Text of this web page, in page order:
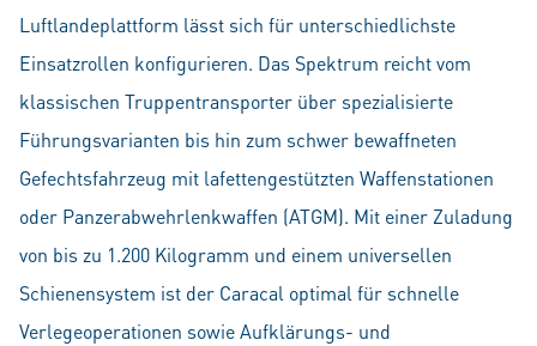
Luftlandeplattform lässt sich für unterschiedlichste
Einsatzrollen konfigurieren. Das Spektrum reicht vom
klassischen Truppentransporter über spezialisierte
Führungsvarianten bis hin zum schwer bewaffneten
Gefechtsfahrzeug mit lafettengestützten Waffenstationen
oder Panzerabwehrlenkwaffen (ATGM). Mit einer Zuladung
von bis zu 1.200 Kilogramm und einem universellen
Schienensystem ist der Caracal optimal für schnelle
Verlegeoperationen sowie Aufklärungs- und